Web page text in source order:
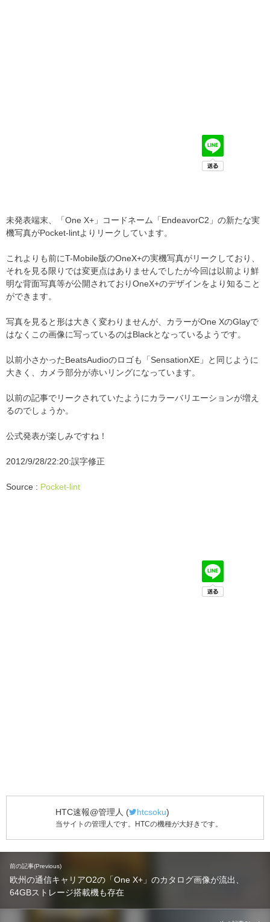
未発表端末、「One X+」コードネーム「EndeavorC2」の新たな実
機写真がPocket-lintよりリークしています。
これよりも前にT-Mobile版のOneX+の実機写真がリークしており、
それを見る限りでは変更点はありませんでしたが今回は以前より鮮
明な背面写真等が公開されておりOneX+のデザインをより知ること
ができます。
写真を見ると形は大きく変わりませんが、カラーがOne XのGlayで
はなくこの画像に写っているのはBlackとなっているようです。
以前小さかったBeatsAudioのロゴも「SensationXE」と同じように
大きく、カメラ部分が赤いリングになっています。
以前の記事でリークされていたようにカラーバリエーションが増え
るのでしょうか。
公式発表が楽しみですね！
2012/9/28/22:20:誤字修正
Source : Pocket-lint
HTC速報@管理人 ( htcsoku)
当サイトの管理人です。HTCの機種が大好きです。
前の記事(Previous)
欧州の通信キャリアO2の「One X+」のカタログ画像が流出、
64GBストレージ搭載機も存在